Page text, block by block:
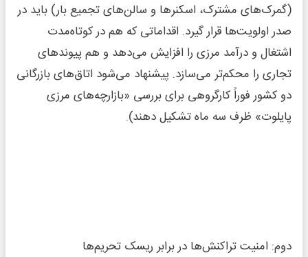
(گمرک‌های مشترک، اسکنر‌ها و سالن‌های تجمیع بار) باید در
صدر اولویت‌ها قرار گیرد. اقداماتی که هم در کوتاه‌مدت
اشتغال و درآمد مرزی را افزایش می‌دهد و هم پیوند‌های
تجاری را محکم‌تر می‌سازد. پیشنهاد می‌شود اتاق‌های بازرگانی
دو کشور فوراً کارگروهی برای بررسی «بازارچه‌های مرزی
پایلوت» ظرف سه ماه تشکیل دهند).
دوم: امنیت تراکنش‌ها در برابر ریسک تحریم‌ها